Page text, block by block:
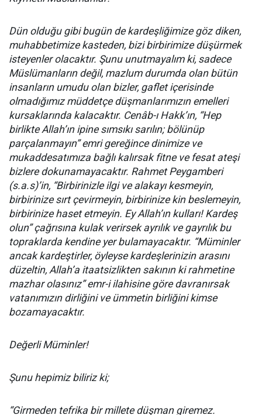
Dün olduğu gibi bugün de kardeşliğimize göz diken,
muhabbetimize kasteden, bizi birbirimize düşürmek
isteyenler olacaktır. Şunu unutmayalım ki, sadece
Müslümanların değil, mazlum durumda olan bütün
insanların umudu olan bizler, gaflet içerisinde
olmadığımız müddetçe düşmanlarımızın emelleri
kursaklarında kalacaktır. Cenâb-ı Hakk’ın, “Hep
birlikte Allah’ın ipine sımsıkı sarılın; bölünüp
parçalanmayın” emri gereğince dinimize ve
mukaddesatımıza bağlı kalırsak fitne ve fesat ateşi
bizlere dokunamayacaktır. Rahmet Peygamberi
(s.a.s)’in, “Birbirinizle ilgi ve alakayı kesmeyin,
birbirinize sırt çevirmeyin, birbirinize kin beslemeyin,
birbirinize haset etmeyin. Ey Allah’ın kulları! Kardeş
olun” çağrısına kulak verirsek ayrılık ve gayrılık bu
topraklarda kendine yer bulamayacaktır. “Müminler
ancak kardeştirler, öyleyse kardeşlerinizin arasını
düzeltin, Allah’a itaatsizlikten sakının ki rahmetine
mazhar olasınız” emr-i ilahisine göre davranırsak
vatanımızın dirliğini ve ümmetin birliğini kimse
bozamayacaktır.
Değerli Müminler!
Şunu hepimiz biliriz ki;
“Girmeden tefrika bir millete düşman giremez.